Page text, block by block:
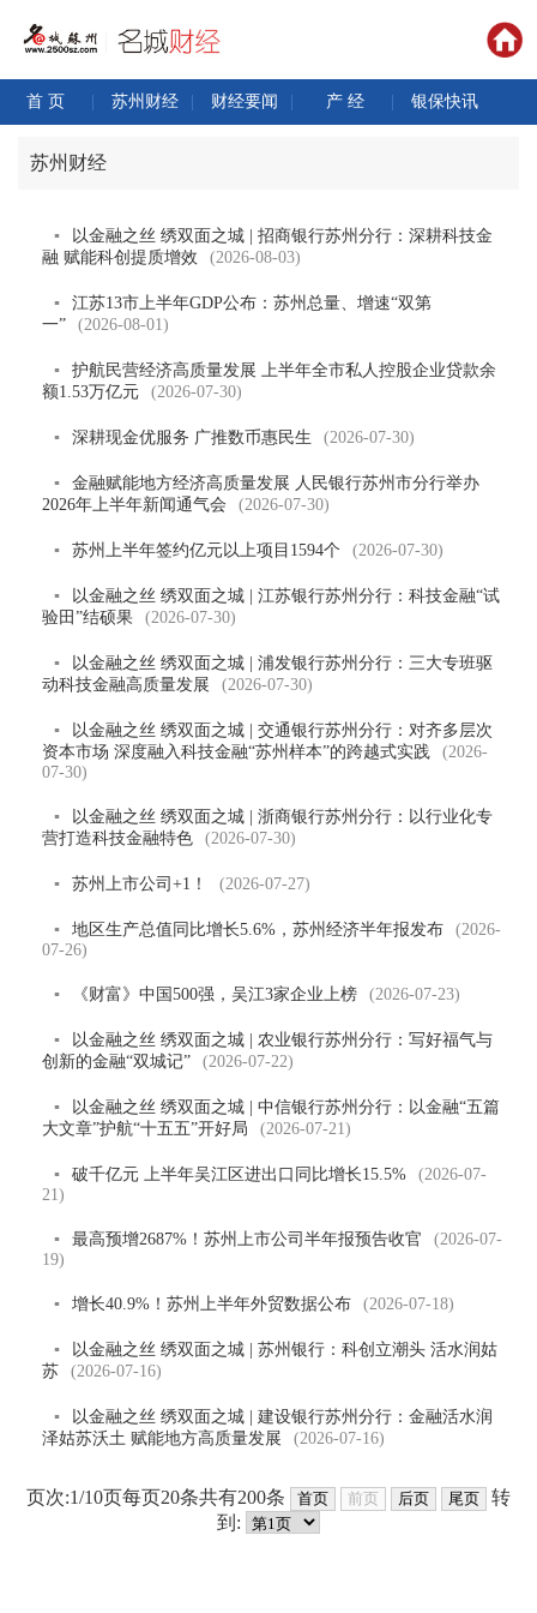
首 页 | 苏州财经 | 财经要闻 | 产 经 | 银保快讯
苏州财经
▪
以金融之丝 绣双面之城 | 招商银行苏州分行：深耕科技金
融 赋能科创提质增效
(2026-08-03)
▪
江苏13市上半年GDP公布：苏州总量、增速“双第
一”
(2026-08-01)
▪
护航民营经济高质量发展 上半年全市私人控股企业贷款余
额1.53万亿元
(2026-07-30)
▪ 深耕现金优服务 广推数币惠民生 (2026-07-30)
▪
金融赋能地方经济高质量发展 人民银行苏州市分行举办
2026年上半年新闻通气会
(2026-07-30)
▪ 苏州上半年签约亿元以上项目1594个 (2026-07-30)
▪
以金融之丝 绣双面之城 | 江苏银行苏州分行：科技金融“试
验田”结硕果
(2026-07-30)
▪
以金融之丝 绣双面之城 | 浦发银行苏州分行：三大专班驱
动科技金融高质量发展
(2026-07-30)
▪
以金融之丝 绣双面之城 | 交通银行苏州分行：对齐多层次
资本市场 深度融入科技金融“苏州样本”的跨越式实践
(2026-
07-30)
▪
以金融之丝 绣双面之城 | 浙商银行苏州分行：以行业化专
营打造科技金融特色
(2026-07-30)
▪ 苏州上市公司+1！ (2026-07-27)
▪ 地区生产总值同比增长5.6%，苏州经济半年报发布
(2026-
07-26)
▪ 《财富》中国500强，吴江3家企业上榜 (2026-07-23)
▪
以金融之丝 绣双面之城 | 农业银行苏州分行：写好福气与
创新的金融“双城记”
(2026-07-22)
▪
以金融之丝 绣双面之城 | 中信银行苏州分行：以金融“五篇
大文章”护航“十五五”开好局
(2026-07-21)
▪ 破千亿元 上半年吴江区进出口同比增长15.5%
(2026-07-
21)
▪ 最高预增2687%！苏州上市公司半年报预告收官
(2026-07-
19)
▪ 增长40.9%！苏州上半年外贸数据公布 (2026-07-18)
▪
以金融之丝 绣双面之城 | 苏州银行：科创立潮头 活水润姑
苏
(2026-07-16)
▪
以金融之丝 绣双面之城 | 建设银行苏州分行：金融活水润
泽姑苏沃土 赋能地方高质量发展
(2026-07-16)
页次:1/10页每页20条共有200条
转
到: